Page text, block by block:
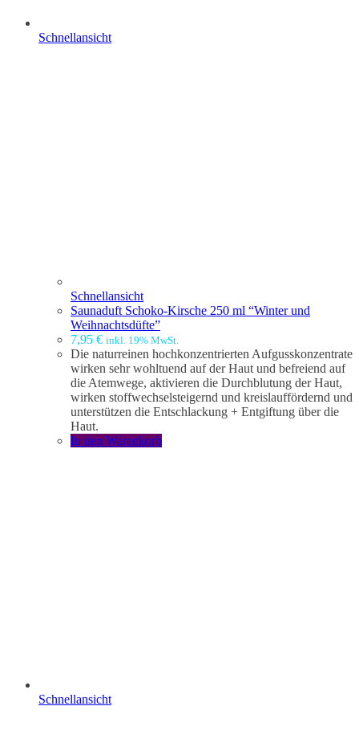
Schnellansicht
Schnellansicht
Saunaduft Schoko-Kirsche 250 ml “Winter und
Weihnachtsdüfte”
7,95 € inkl. 19% MwSt.
Die naturreinen hochkonzentrierten Aufgusskonzentrate
wirken sehr wohltuend auf der Haut und befreiend auf
die Atemwege, aktivieren die Durchblutung der Haut,
wirken stoffwechselsteigernd und kreislauffördernd und
unterstützen die Entschlackung + Entgiftung über die
Haut.
In den Warenkorb
Schnellansicht